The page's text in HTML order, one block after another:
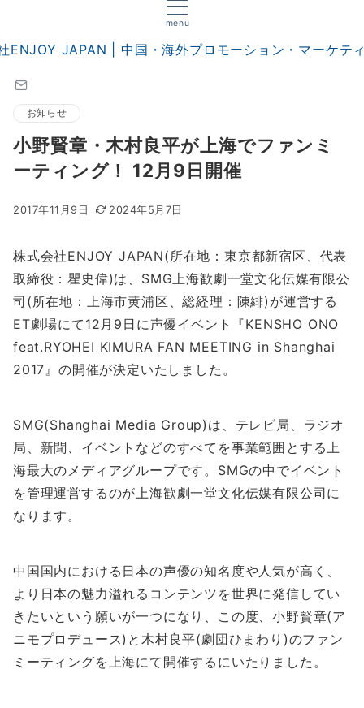
menu
お知らせ
小野賢章・木村良平が上海でファンミ
ーティング！ 12月9日開催
2017年11月9日 2024年5月7日
株式会社ENJOY JAPAN(所在地：東京都新宿区、代表
取締役：瞿史偉)は、SMG上海歓劇一堂文化伝媒有限公
司(所在地：上海市黄浦区、総経理：陳緋)が運営する
ET劇場にて12月9日に声優イベント『KENSHO ONO
feat.RYOHEI KIMURA FAN MEETING in Shanghai
2017』の開催が決定いたしました。
SMG(Shanghai Media Group)は、テレビ局、ラジオ
局、新聞、イベントなどのすべてを事業範囲とする上
海最大のメディアグループです。SMGの中でイベント
を管理運営するのが上海歓劇一堂文化伝媒有限公司に
なります。
中国国内における日本の声優の知名度や人気が高く、
より日本の魅力溢れるコンテンツを世界に発信してい
きたいという願いが一つになり、この度、小野賢章(ア
ニモプロデュース)と木村良平(劇団ひまわり)のファン
ミーティングを上海にて開催するにいたりました。